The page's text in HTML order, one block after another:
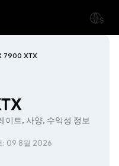
7900 XTX
이트, 사양, 수익성 정보
: 09 8월 2026